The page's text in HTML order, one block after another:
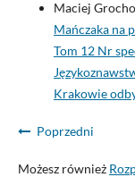
Maciej
Mańczaka na
Tom 12 Nr
Krakowie
Poprzedni
Możesz również